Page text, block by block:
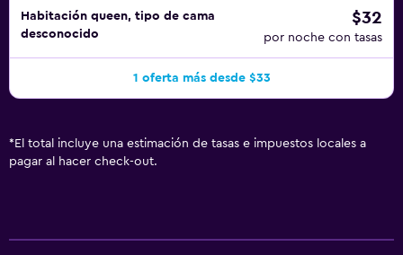
Habitación queen, tipo de cama
desconocido
$32
por noche con tasas
1 oferta más desde $33
* El total incluye una estimación de tasas e impuestos locales a
pagar al hacer check-out.